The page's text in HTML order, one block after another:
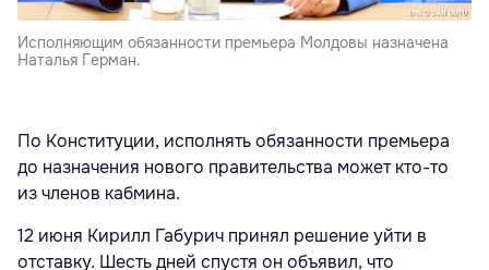
Исполняющим обязанности премьера Молдовы назначена
Наталья Герман.
По Конституции, исполнять обязанности премьера
до назначения нового правительства может кто-то
из членов кабмина.
12 июня Кирилл Габурич принял решение уйти в
отставку. Шесть дней спустя он объявил, что